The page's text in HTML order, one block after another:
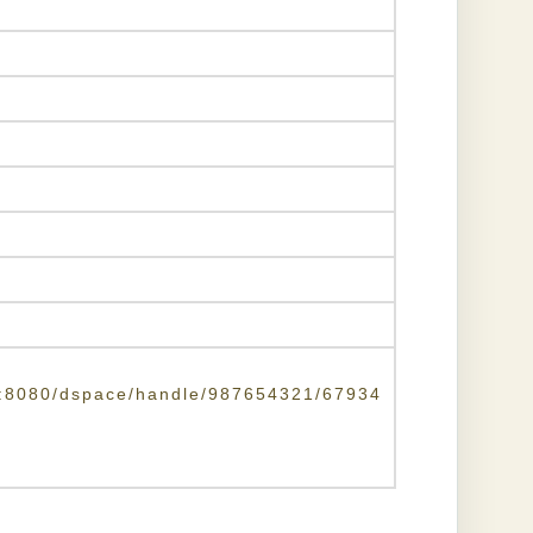
dspace/handle/987654321/67934